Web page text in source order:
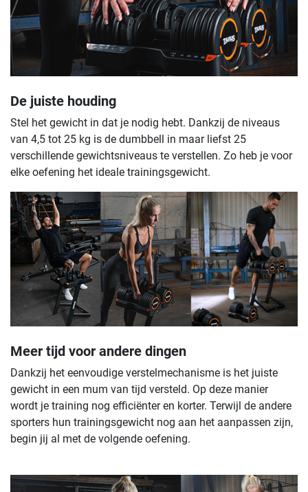
De juiste houding
Stel het gewicht in dat je nodig hebt. Dankzij de niveaus
van 4,5 tot 25 kg is de dumbbell in maar liefst 25
verschillende gewichtsniveaus te verstellen. Zo heb je voor
elke oefening het ideale trainingsgewicht.
Meer tijd voor andere dingen
Dankzij het eenvoudige verstelmechanisme is het juiste
gewicht in een mum van tijd versteld. Op deze manier
wordt je training nog efficiënter en korter. Terwijl de andere
sporters hun trainingsgewicht nog aan het aanpassen zijn,
begin jij al met de volgende oefening.